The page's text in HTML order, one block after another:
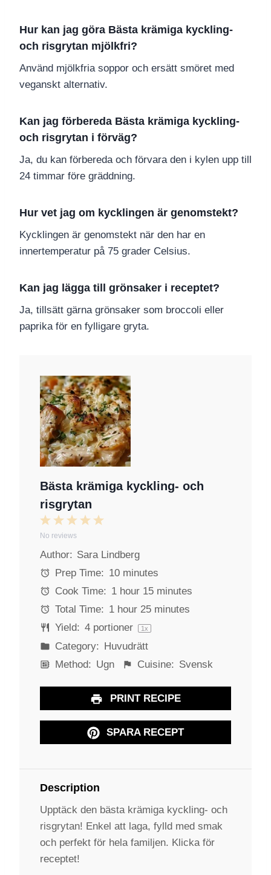
Hur kan jag göra Bästa krämiga kyckling-
och risgrytan mjölkfri?
Använd mjölkfria soppor och ersätt smöret med
veganskt alternativ.
Kan jag förbereda Bästa krämiga kyckling-
och risgrytan i förväg?
Ja, du kan förbereda och förvara den i kylen upp till
24 timmar före gräddning.
Hur vet jag om kycklingen är genomstekt?
Kycklingen är genomstekt när den har en
innertemperatur på 75 grader Celsius.
Kan jag lägga till grönsaker i receptet?
Ja, tillsätt gärna grönsaker som broccoli eller
paprika för en fylligare gryta.
Bästa krämiga kyckling- och
risgrytan
5
t
r
4
t
a
r
s
3
t
a
r
s
2
S
t
a
r
s
1
S
t
a
No reviews
Author: Sara Lindberg
Prep Time: 10 minutes
Cook Time: 1 hour 15 minutes
Total Time: 1 hour 25 minutes
Yield: 4portioner 1x
Category: Huvudrätt
Method: Ugn Cuisine: Svensk
PRINT RECIPE
SPARA RECEPT
Description
Upptäck den bästa krämiga kyckling- och
risgrytan! Enkel att laga, fylld med smak
och perfekt för hela familjen. Klicka för
receptet!